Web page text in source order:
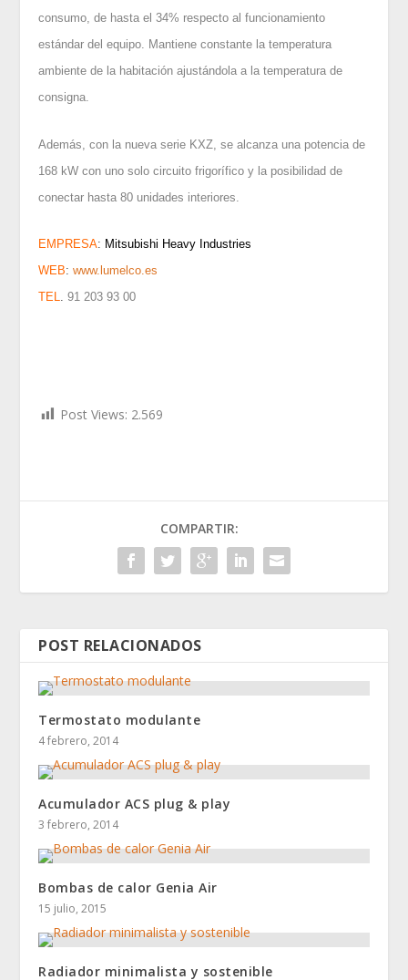
consumo, de hasta el 34% respecto al funcionamiento
estándar del equipo. Mantiene constante la temperatura
ambiente de la habitación ajustándola a la temperatura de
consigna.
Además, con la nueva serie KXZ, se alcanza una potencia de
168 kW con uno solo circuito frigorífico y la posibilidad de
conectar hasta 80 unidades interiores.
EMPRESA: Mitsubishi Heavy Industries
WEB:www.lumelco.es
TEL.91 203 93 00
Post Views: 2.569
COMPARTIR:
POST RELACIONADOS
Termostato modulante
4 febrero, 2014
Acumulador ACS plug & play
3 febrero, 2014
Bombas de calor Genia Air
15 julio, 2015
Radiador minimalista y sostenible